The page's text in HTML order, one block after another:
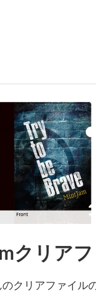
クリア
クリアファイル